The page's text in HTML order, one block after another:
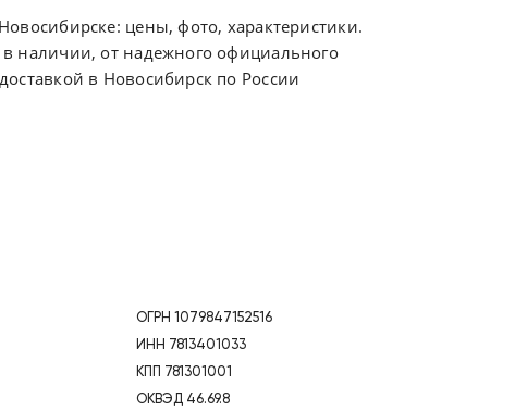
цены, фото, характеристики.
наличии, от надежного официального
в Новосибирск по России
ОГРН 1079847152516
ИНН 7813401033
КПП 781301001
ОКВЭД 46.69.8